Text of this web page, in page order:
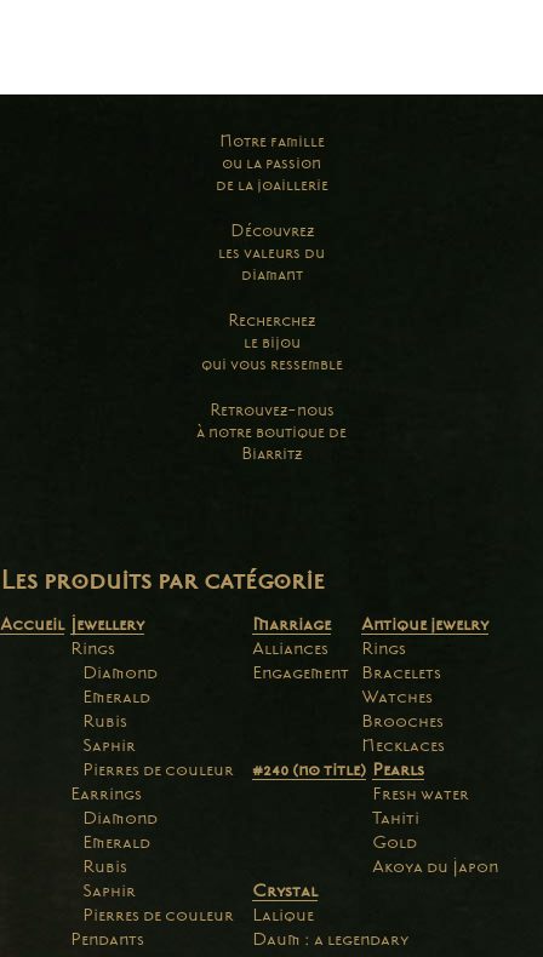
Notre famille
ou la passion
de la joaillerie
Découvrez
les valeurs du
diamant
Recherchez
le bijou
qui vous ressemble
Retrouvez-nous
à notre boutique de
Biarritz
Les produits par catégorie
Accueil Jewellery
Rings
Diamond
Emerald
Rubis
Saphir
Pierres de couleur
Earrings
Diamond
Emerald
Rubis
Saphir
Pierres de couleur
Pendants
Marriage
Alliances
Engagement
Antique jewelry
Rings
Bracelets
Watches
Brooches
Necklaces
#240 (no title) Pearls
Fresh water
Tahiti
Gold
Akoya du Japon
Crystal
Lalique
Daum : a legendary